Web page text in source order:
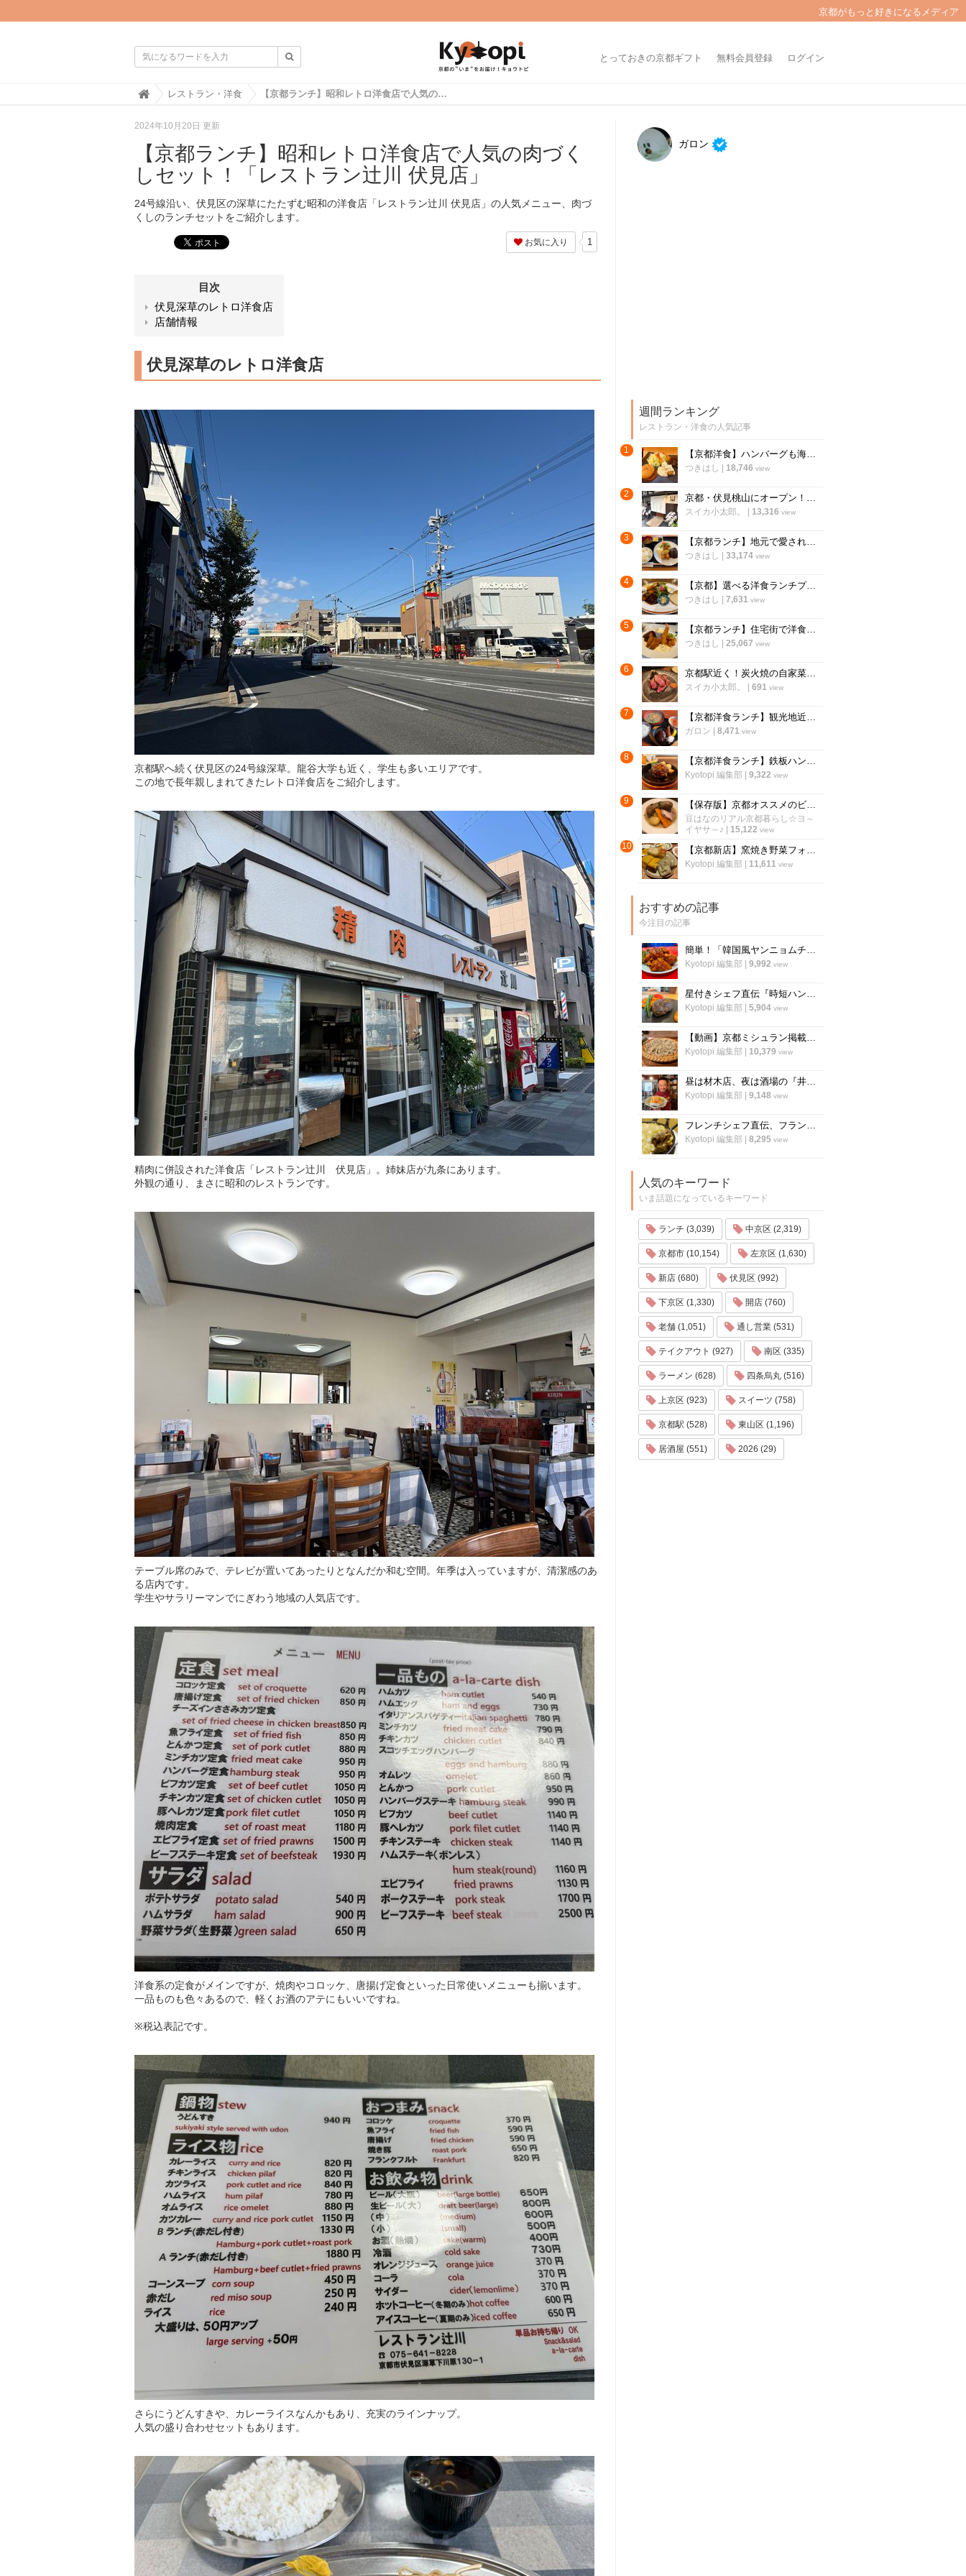
京都がもっと好きになるメディア
とっておきの京都ギフト 無料会員登録 ログイン
H
e
レストラン・洋食 【京都ランチ】昭和レトロ洋食店で人気の肉づくしセット！「レストラン辻川 伏見店」
2024年10月20日 更新
【京都ランチ】昭和レトロ洋食店で人気の肉づく
しセット！「レストラン辻川 伏見店」
24号線沿い、伏見区の深草にたたずむ昭和の洋食店「レストラン辻川 伏見店」の人気メニュー、肉づ
くしのランチセットをご紹介します。
お気に入り 1
目次
伏見深草のレトロ洋食店
店舗情報
伏見深草のレトロ洋食店
京都駅へ続く伏見区の24号線深草。龍谷大学も近く、学生も多いエリアです。
この地で長年親しまれてきたレトロ洋食店をご紹介します。
精肉に併設された洋食店「レストラン辻川 伏見店」。姉妹店が九条にあります。
外観の通り、まさに昭和のレストランです。
テーブル席のみで、テレビが置いてあったりとなんだか和む空間。年季は入っていますが、清潔感のあ
る店内です。
学生やサラリーマンでにぎわう地域の人気店です。
洋食系の定食がメインですが、焼肉やコロッケ、唐揚げ定食といった日常使いメニューも揃います。
一品ものも色々あるので、軽くお酒のアテにもいいですね。
※税込表記です。
さらにうどんすきや、カレーライスなんかもあり、充実のラインナップ。
人気の盛り合わせセットもあります。
ガロン
週間ランキング
レストラン・洋食の人気記事
1 【京都洋食】ハンバーグも海老フライも！選べるランチが人気の知る人ぞ知る実力店「食らう」
つきはし 18,746 view
2 京都・伏見桃山にオープン！うまい自家製パンも楽しめるビストロ「アルケミスト」
スイカ小太郎。 13,316 view
3 【京都ランチ】地元で愛される老舗洋食店！手作りの味をリーズナブルに「舟形」
つきはし 33,174 view
4 【京都】選べる洋食ランチプレートが人気！ご近所で愛される洋食バル「スロウフロウ」
つきはし 7,631 view
5 【京都ランチ】住宅街で洋食の新店を発見！満足度の高いプレートが評判「洋食堂nook」
つきはし 25,067 view
6 京都駅近く！炭火焼の自家菜園野菜や和牛が楽しめる人気店！朝食も評判「炭棲堂」
スイカ小太郎。 691 view
7 【京都洋食ランチ】観光地近くに佇む町の名店 ボリューミーな定食が評判！七条東山「里」
ガロン 8,471 view
8 【京都洋食ランチ】鉄板ハンバーグ健在！東山二条の人気店「イノツチ」が向かいに移転！
Kyotopi 編集部 9,322 view
9 【保存版】京都オススメのビストロ！ランチは行列必至店から予約必須店まで【厳選6店】
豆はなのリアル京都暮らし☆ヨ～
イヤサ～♪
15,122 view
10 【京都新店】窯焼き野菜フォカッチャが600円で食べ放題！五十棲系の新店が烏丸に
Kyotopi 編集部 11,611 view
おすすめの記事
今注目の記事
簡単！「韓国風ヤンニョムチキン」の作り方！京都の人気韓国料理店『ナム』に教わりました！
Kyotopi 編集部 9,992 view
星付きシェフ直伝『時短ハンバーグ』の作り方！”合わせ調味料”が決め手！フランス料理「レーヌ デ プレ」
Kyotopi 編集部 5,904 view
【動画】京都ミシュラン掲載蕎麦店『花もも』店主が蕎麦を打つすべて
Kyotopi 編集部 10,379 view
昼は材木店、夜は酒場の『井倉木材』が教える「裏技チャーハン（焼き飯）」の作り方！
Kyotopi 編集部 9,148 view
フレンチシェフ直伝、フランスの家庭料理『ジャガイモとミートソースのグラタン』の作り方
Kyotopi 編集部 8,295 view
人気のキーワード
いま話題になっているキーワード
ランチ (3,039) 中京区 (2,319)
京都市 (10,154) 左京区 (1,630)
新店 (680) 伏見区 (992)
下京区 (1,330) 開店 (760)
老舗 (1,051) 通し営業 (531)
テイクアウト (927) 南区 (335)
ラーメン (628) 四条烏丸 (516)
上京区 (923) スイーツ (758)
京都駅 (528) 東山区 (1,196)
居酒屋 (551) 2026 (29)